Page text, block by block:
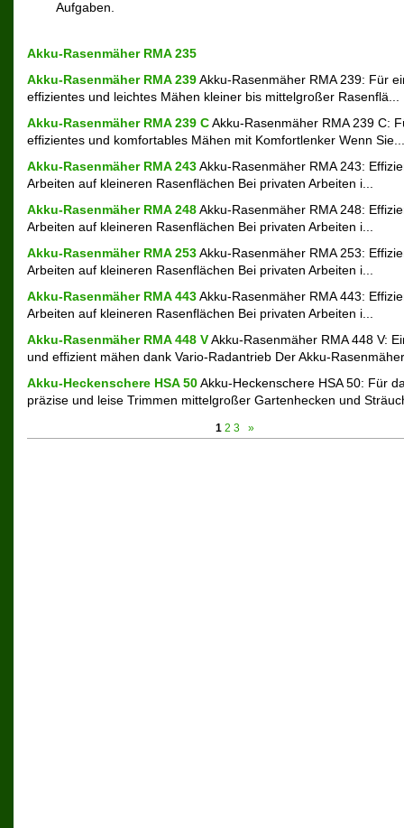
Aufgaben.
Akku-Rasenmäher RMA 235
Akku-Rasenmäher RMA 239 Akku-Rasenmäher RMA 239: Für
effizientes und leichtes Mähen kleiner bis mittelgroßer Rasenflä...
Akku-Rasenmäher RMA 239 C Akku-Rasenmäher RMA 239 C:
effizientes und komfortables Mähen mit Komfortlenker Wenn Sie...
Akku-Rasenmäher RMA 243 Akku-Rasenmäher RMA 243:
Arbeiten auf kleineren Rasenflächen Bei privaten Arbeiten i...
Akku-Rasenmäher RMA 248 Akku-Rasenmäher RMA 248:
Arbeiten auf kleineren Rasenflächen Bei privaten Arbeiten i...
Akku-Rasenmäher RMA 253 Akku-Rasenmäher RMA 253:
Arbeiten auf kleineren Rasenflächen Bei privaten Arbeiten i...
Akku-Rasenmäher RMA 443 Akku-Rasenmäher RMA 443:
Arbeiten auf kleineren Rasenflächen Bei privaten Arbeiten i...
Akku-Rasenmäher RMA 448 V Akku-Rasenmäher RMA 448 V:
und effizient mähen dank Vario-Radantrieb Der Akku-
Akku-Heckenschere HSA 50 Akku-Heckenschere HSA 50: Für
präzise und leise Trimmen mittelgroßer Gartenhecken und
1 2 3 »